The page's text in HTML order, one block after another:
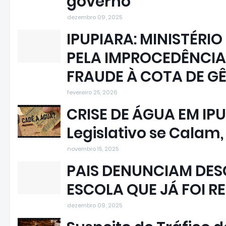
dezembro 09, 2025
IPUPIARA:
PELA
FRAUDE À COTA DE
fevereiro 25, 2026
CRISE DE ÁGUA EM
Legislativo se
novembro 15, 2025
PAIS DENUNCIAM
ESCOLA QUE JÁ FOI
dezembro 09, 2025